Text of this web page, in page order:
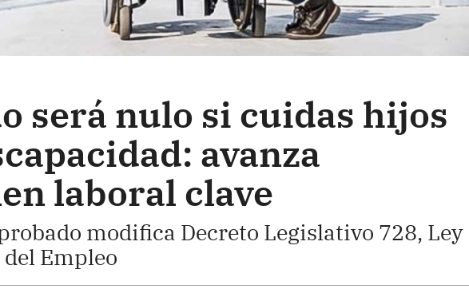
será nulo si cuidas hijos
avanza
laboral clave
modifica Decreto Legislativo 728, Ley
Empleo